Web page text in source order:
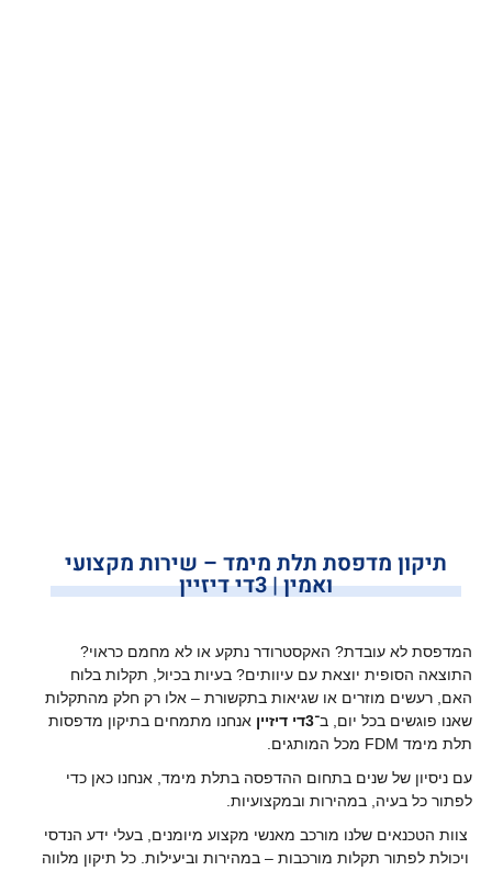
תיקון מדפסת תלת מימד – שירות מקצועי
ואמין | 3די דיזיין
המדפסת לא עובדת? האקסטרודר נתקע או לא מחמם כראוי?
התוצאה הסופית יוצאת עם עיוותים? בעיות בכיול, תקלות בלוח
האם, רעשים מוזרים או שגיאות בתקשורת – אלו רק חלק מהתקלות
שאנו פוגשים בכל יום, ב־3די דיזיין אנחנו מתמחים בתיקון מדפסות
תלת מימד FDM מכל המותגים.
עם ניסיון של שנים בתחום ההדפסה בתלת מימד, אנחנו כאן כדי
לפתור כל בעיה, במהירות ובמקצועיות.
צוות הטכנאים שלנו מורכב מאנשי מקצוע מיומנים, בעלי ידע הנדסי
ויכולת לפתור תקלות מורכבות – במהירות וביעילות. כל תיקון מלווה